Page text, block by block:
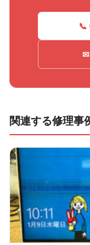
📞
✉
関連する修理事